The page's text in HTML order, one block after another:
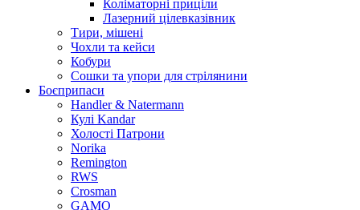
Коліматорні приціли
Лазерний цілевказівник
Тири, мішені
Чохли та кейси
Кобури
Сошки та упори для стрілянини
Боєприпаси
Handler & Natermann
Кулі Kandar
Холості Патрони
Norika
Remington
RWS
Crosman
GAMO